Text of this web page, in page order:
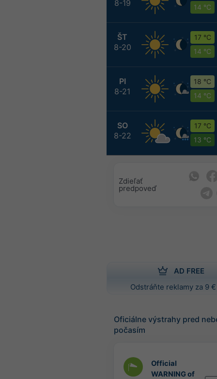
8-19
14 °C
ŠT
8-20
17 °C
14 °C
PI
8-21
18 °C
14 °C
SO
8-22
17 °C
13 °C
Zdieľať
predpoveď
AD FREE
Odstráňte reklamy za 9
Oficiálne výstrahy pred
počasím
Official
WARNING of